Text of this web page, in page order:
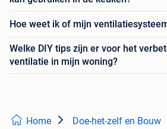
Hoe weet ik of mijn
Welke DIY tips zijn er voor het
ventilatie in mijn woning?
Home Doe-het-zelf en Bouw